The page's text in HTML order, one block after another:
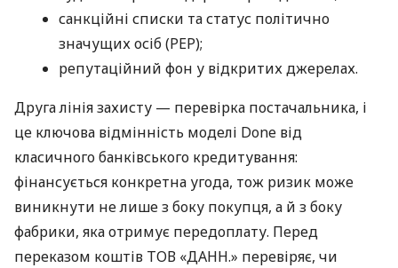
санкційні списки та статус політично
значущих осіб (PEP);
репутаційний фон у відкритих джерелах.
Друга лінія захисту — перевірка постачальника, і
це ключова відмінність моделі Done від
класичного банківського кредитування:
фінансується конкретна угода, тож ризик може
виникнути не лише з боку покупця, а й з боку
фабрики, яка отримує передоплату. Перед
переказом коштів ТОВ «ДАНН.» перевіряє, чи